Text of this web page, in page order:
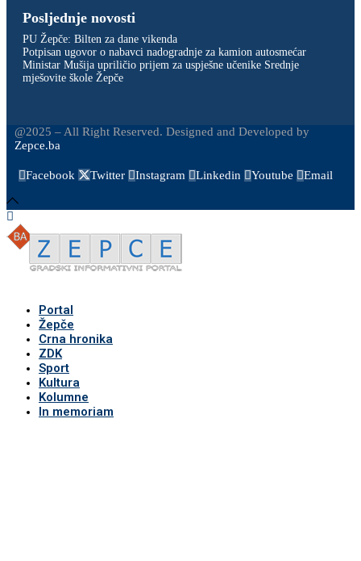
Posljednje novosti
PU Žepče: Bilten za dane vikenda
Potpisan ugovor o nabavci nadogradnje za kamion autosmećar
Ministar Mušija upriličio prijem za uspješne učenike Srednje
mješovite škole Žepče
@2025 – All Right Reserved. Designed and Developed by
Zepce.ba
Facebook Twitter Instagram Linkedin Youtube Email
Portal
Žepče
Crna hronika
ZDK
Sport
Kultura
Kolumne
In memoriam